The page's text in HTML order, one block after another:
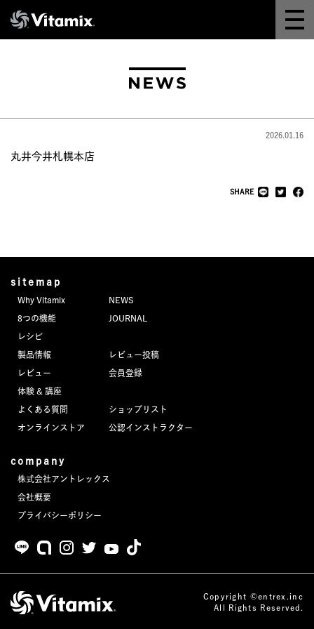
JOURNAL
2026.01.16
丸井今井札幌本店
SHARE
sitemap
Why Vitamix
8つの機能
レシピ
製品情報
レビュー
体験 & 講座
よくある質問
オンラインストア
NEWS
JOURNAL
レビュー投稿
会員登録
ショップリスト
公認インストラクター
company
株式会社アントレックス
会社概要
プライバシーポリシー
Copyright ©entrex.inc
All Rights Reserved.